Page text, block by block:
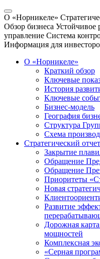
О «Норникеле»
Обзор бизнеса Устойчивое
управление Система
Информация для
О «Норникеле»
Краткий обзор
Ключевые
История
Ключевые
Бизнес-модель
География
Структура
Схема
Стратегический отчет
Закрытие
Обращение
Обращение
Приоритеты
Новая
Развитие
Дорожная
мощностей
Комплексная
«Серная